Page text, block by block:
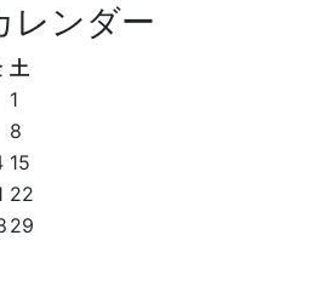
レンダー
土
1
8
15
22
29